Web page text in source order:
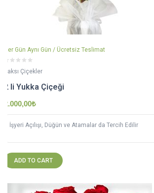
Her Gün Aynı Gün / Ücretsiz Teslimat
Saksı Çiçekler
2 li Yukka Çiçeği
2.000,00₺
İşyeri Açılışı, Düğün ve Atamalar da Tercih Edilir
ADD TO CART